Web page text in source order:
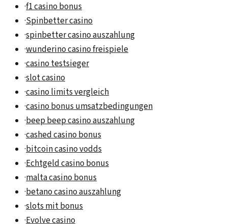
·f1 casino bonus
·Spinbetter casino
·spinbetter casino auszahlung
·wunderino casino freispiele
·casino testsieger
·slot casino
·casino limits vergleich
·casino bonus umsatzbedingungen
·beep beep casino auszahlung
·cashed casino bonus
·bitcoin casino vodds
·Echtgeld casino bonus
·malta casino bonus
·betano casino auszahlung
·slots mit bonus
·Evolve casino